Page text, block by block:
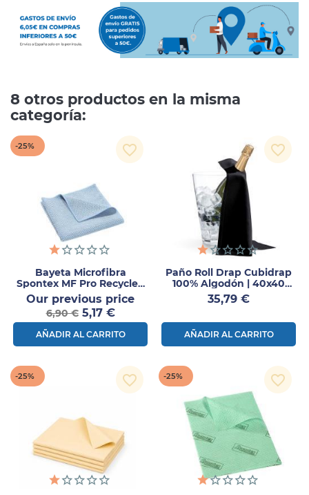
8 otros productos en la misma
categoría:
Bayeta Microfibra
Spontex MF Pro Recycled
Azul 5ud
Our previous pricePrecio
6,90 € Precio
5,17 €
AÑADIR AL CARRITO
-25% favorite_border
Paño Roll Drap Cubidrap
100% Algodón | 40x40
12uds
Precio
35,79 €
AÑADIR AL CARRITO
favorite_border
-25% favorite_border -25% favorite_border